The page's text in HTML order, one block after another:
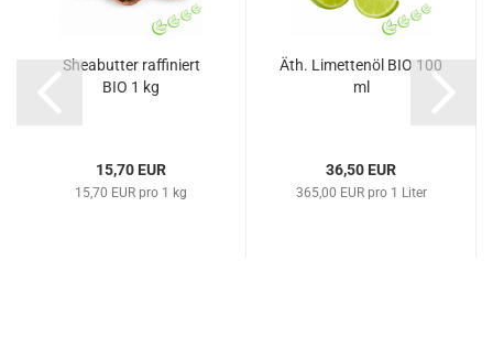
Sheabutter raffiniert
BIO 1 kg
15,70 EUR
15,70 EUR pro 1 kg
Äth. Limettenöl BIO 100
ml
36,50 EUR
365,00 EUR pro 1 Liter